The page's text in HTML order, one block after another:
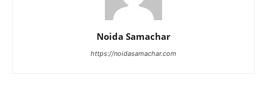
Noida Samachar
https://noidasamachar.com